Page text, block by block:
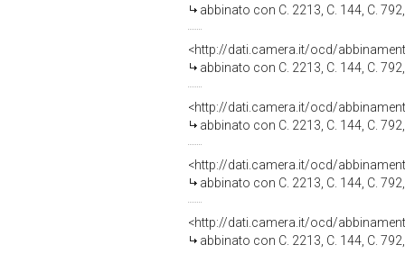
abbinato con C. 2213, C. 144, C.
<http://dati.camera.it/ocd/
abbinato con C. 2213, C. 144, C.
<http://dati.camera.it/ocd/
abbinato con C. 2213, C. 144, C.
<http://dati.camera.it/ocd/
abbinato con C. 2213, C. 144, C.
<http://dati.camera.it/ocd/
abbinato con C. 2213, C. 144, C.